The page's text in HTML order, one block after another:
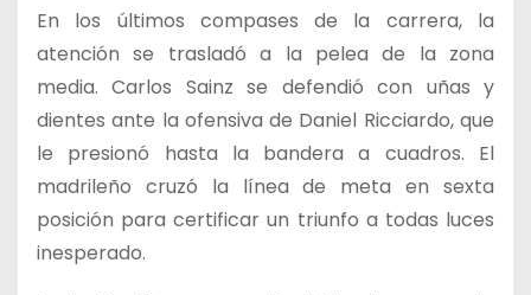
En los últimos compases de la carrera, la
atención se trasladó a la pelea de la zona
media. Carlos Sainz se defendió con uñas y
dientes ante la ofensiva de Daniel Ricciardo, que
le presionó hasta la bandera a cuadros. El
madrileño cruzó la línea de meta en sexta
posición para certificar un triunfo a todas luces
inesperado.